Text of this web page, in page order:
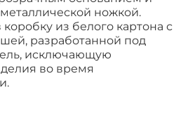
ножкой.
из белого картона с
разработанной под
исключающую
во время